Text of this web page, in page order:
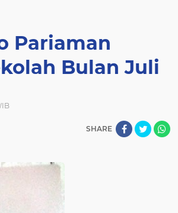
Pariaman
Bulan Juli
SHARE